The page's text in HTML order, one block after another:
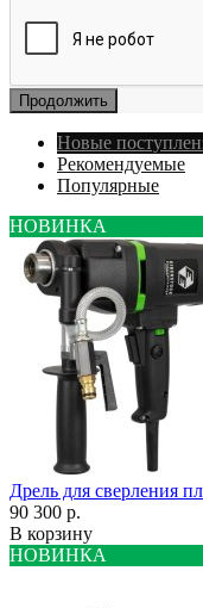
Продолжить
Новые
Рекомендуемые
Популярные
НОВИНКА
Дрель для сверления
90 300 р.
В корзину
НОВИНКА